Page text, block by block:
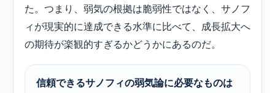
た。つまり、弱気の根拠は脆弱性ではなく、サノフ
ィが現実的に達成できる水準に比べて、成長拡大へ
の期待が楽観的すぎるかどうかにあるのだ。
信頼できるサノフィの弱気論に必要なものは